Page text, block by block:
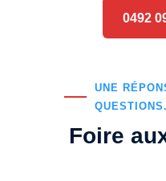
0492
UNE
QUESTIONS.
Foire